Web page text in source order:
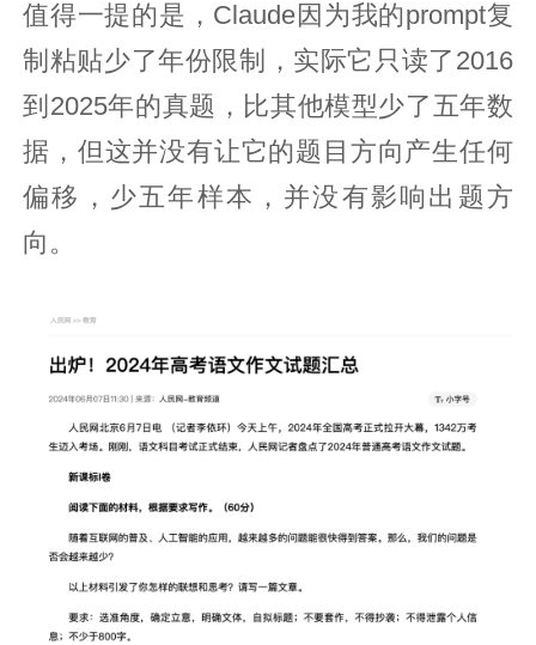
值得一提的是，Claude因为我的prompt复
制粘贴少了年份限制，实际它只读了2016
到2025年的真题，比其他模型少了五年数
据，但这并没有让它的题目方向产生任何
偏移，少五年样本，并没有影响出题方
向。